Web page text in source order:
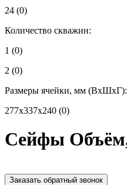
24 (0)
Количество скважин:
1 (0)
2 (0)
Размеры ячейки, мм (ВхШхГ):
277x337x240 (0)
Сейфы
Заказать обратный звонок